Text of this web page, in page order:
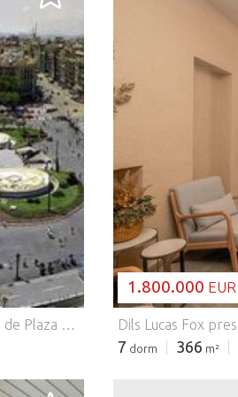
HOTEL 4 ESTRELLAS. MUY CÉNTRICO. BARCELONA. Cerca de Plaza Catalunya. Prime zone. Hotel con más de 65 habitaciones. Posibilidad de comprar con o sin explotación.~~Somos Grup 90 Advocats i Assessors, más de treinta años al servicio de nuestros clientes. seriedad y transparencia garantizadas. Trabajamos productos por encargo directo de la propiedad. Evite intermediarios sin profesionalidad y compre al mejor precio, en las mejores condiciones, con la tranquilidad y seguridad que le ofrece nuestra empresa.~~We are Grup 90 Advocats i Assessors, more than thirty years to the service of our clients. Seriousness and transparency guaranteed. We work products for direct order of the property. Avoid intermediaries without professionalism and buy to the best price, in the best conditions, with the tranquility and safety that offers him our company.
1.800.000 EUR
7 dorm 366 m²